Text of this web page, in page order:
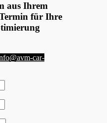
aus Ihrem
für Ihre
car-